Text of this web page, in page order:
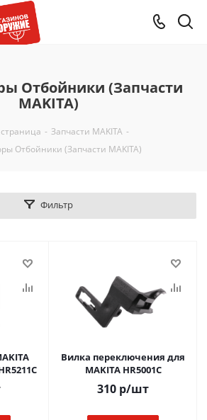
Отбойники (Запчасти
MAKITA)
- Запчасти MAKITA -
Отбойники (Запчасти MAKITA)
Фильтр
Вилка переключения для
MAKITA HR5001C
310 р/шт